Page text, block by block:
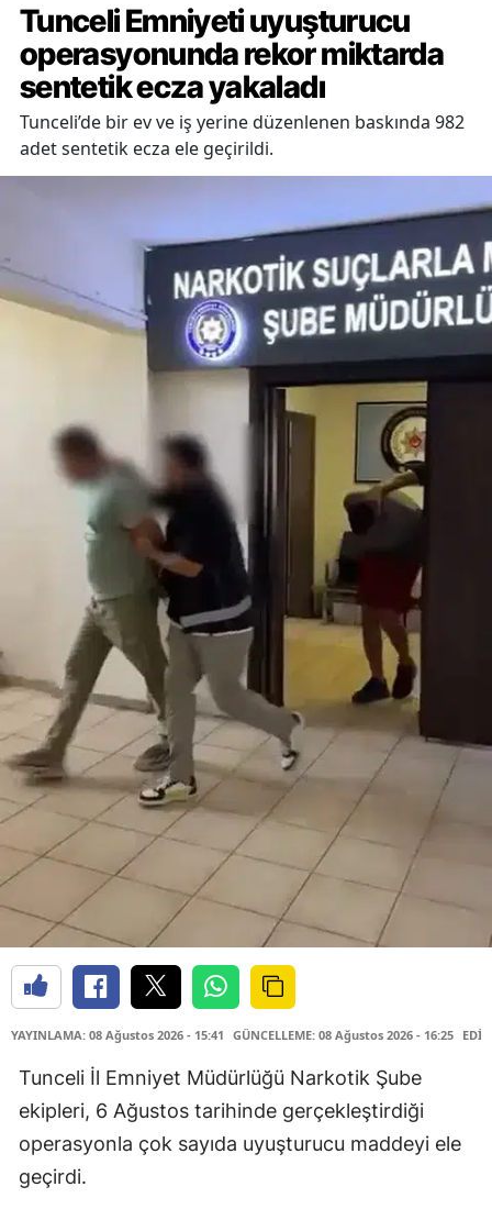
Tunceli Emniyeti uyuşturucu
operasyonunda rekor miktarda
sentetik ecza yakaladı
Tunceli’de bir ev ve iş yerine düzenlenen baskında 982
adet sentetik ecza ele geçirildi.
YAYINLAMA: 08 Ağustos 2026 - 15:41 GÜNCELLEME: 08 Ağustos 2026 - 16:25
Tunceli İl Emniyet Müdürlüğü Narkotik Şube
ekipleri, 6 Ağustos tarihinde gerçekleştirdiği
operasyonla çok sayıda uyuşturucu maddeyi ele
geçirdi.